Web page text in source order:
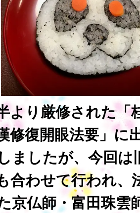
より厳修された「
修復開眼法要」に
ましたが、今回は
合わせて行われ、
京仏師・富田珠雲